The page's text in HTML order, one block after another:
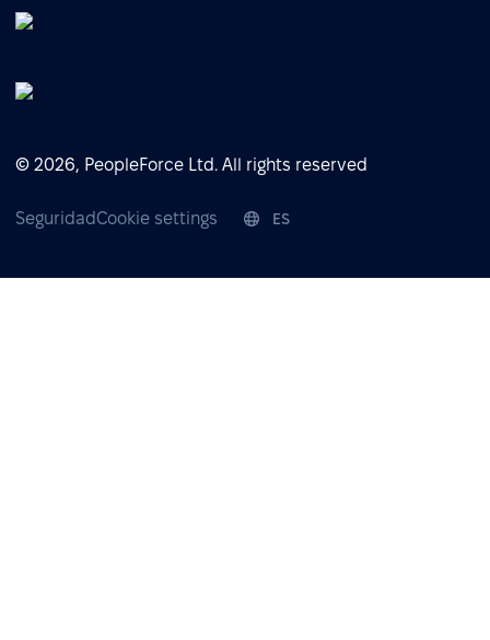
© 2026, PeopleForce Ltd. All rights reserved
SeguridadCookie settings ES